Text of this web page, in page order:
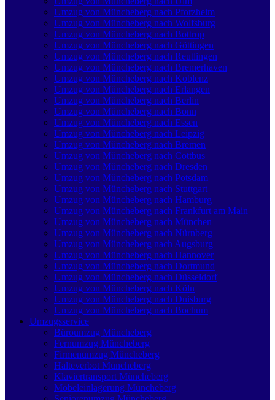
Umzug von Müncheberg nach Pforzheim
Umzug von Müncheberg nach Wolfsburg
Umzug von Müncheberg nach Bottrop
Umzug von Müncheberg nach Göttingen
Umzug von Müncheberg nach Reutlingen
Umzug von Müncheberg nach Bremer­haven
Umzug von Müncheberg nach Koblenz
Umzug von Müncheberg nach Erlangen
Umzug von Müncheberg nach Berlin
Umzug von Müncheberg nach Bonn
Umzug von Müncheberg nach Essen
Umzug von Müncheberg nach Leipzig
Umzug von Müncheberg nach Bremen
Umzug von Müncheberg nach Cottbus
Umzug von Müncheberg nach Dresden
Umzug von Müncheberg nach Potsdam
Umzug von Müncheberg nach Stuttgart
Umzug von Müncheberg nach Hamburg
Umzug von Müncheberg nach Frankfurt am Main
Umzug von Müncheberg nach München
Umzug von Müncheberg nach Nürnberg
Umzug von Müncheberg nach Augsburg
Umzug von Müncheberg nach Hannover
Umzug von Müncheberg nach Dortmund
Umzug von Müncheberg nach Düsseldorf
Umzug von Müncheberg nach Köln
Umzug von Müncheberg nach Duisburg
Umzug von Müncheberg nach Bochum
Umzugsservice
Büroumzug Müncheberg
Fernumzug Müncheberg
Firmenumzug Müncheberg
Halteverbot Müncheberg
Klaviertransport Müncheberg
Möbeleinlagerung Müncheberg